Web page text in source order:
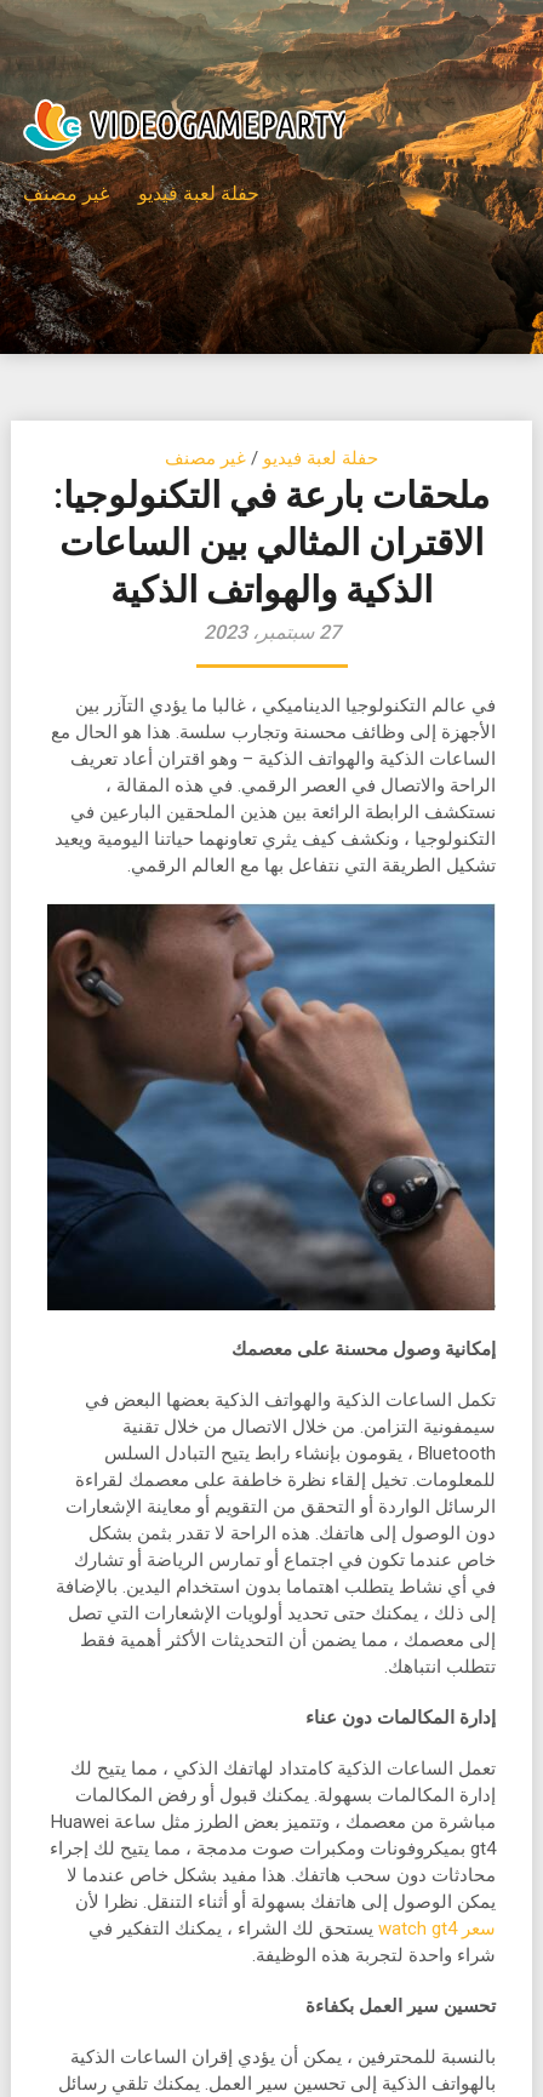
Skip
to
content
حفلة لعبة فيديو غير مصنف
حفلة لعبة فيديو / غير مصنف
ملحقات بارعة في التكنولوجيا:
الاقتران المثالي بين الساعات
الذكية والهواتف الذكية
27 سبتمبر، 2023
في عالم التكنولوجيا الديناميكي ، غالبا ما يؤدي التآزر بين
الأجهزة إلى وظائف محسنة وتجارب سلسة. هذا هو الحال مع
الساعات الذكية والهواتف الذكية – وهو اقتران أعاد تعريف
الراحة والاتصال في العصر الرقمي. في هذه المقالة ،
نستكشف الرابطة الرائعة بين هذين الملحقين البارعين في
التكنولوجيا ، ونكشف كيف يثري تعاونهما حياتنا اليومية ويعيد
تشكيل الطريقة التي نتفاعل بها مع العالم الرقمي.
إمكانية وصول محسنة على معصمك
تكمل الساعات الذكية والهواتف الذكية بعضها البعض في
سيمفونية التزامن. من خلال الاتصال من خلال تقنية
Bluetooth ، يقومون بإنشاء رابط يتيح التبادل السلس
للمعلومات. تخيل إلقاء نظرة خاطفة على معصمك لقراءة
الرسائل الواردة أو التحقق من التقويم أو معاينة الإشعارات
دون الوصول إلى هاتفك. هذه الراحة لا تقدر بثمن بشكل
خاص عندما تكون في اجتماع أو تمارس الرياضة أو تشارك
في أي نشاط يتطلب اهتماما بدون استخدام اليدين. بالإضافة
إلى ذلك ، يمكنك حتى تحديد أولويات الإشعارات التي تصل
إلى معصمك ، مما يضمن أن التحديثات الأكثر أهمية فقط
تتطلب انتباهك.
إدارة المكالمات دون عناء
تعمل الساعات الذكية كامتداد لهاتفك الذكي ، مما يتيح لك
إدارة المكالمات بسهولة. يمكنك قبول أو رفض المكالمات
مباشرة من معصمك ، وتتميز بعض الطرز مثل ساعة Huawei
gt4 بميكروفونات ومكبرات صوت مدمجة ، مما يتيح لك إجراء
محادثات دون سحب هاتفك. هذا مفيد بشكل خاص عندما لا
يمكن الوصول إلى هاتفك بسهولة أو أثناء التنقل. نظرا لأن
سعر watch gt4
يستحق لك الشراء ، يمكنك التفكير في
شراء واحدة لتجربة هذه الوظيفة.
تحسين سير العمل بكفاءة
بالنسبة للمحترفين ، يمكن أن يؤدي إقران الساعات الذكية
بالهواتف الذكية إلى تحسين سير العمل. يمكنك تلقي رسائل